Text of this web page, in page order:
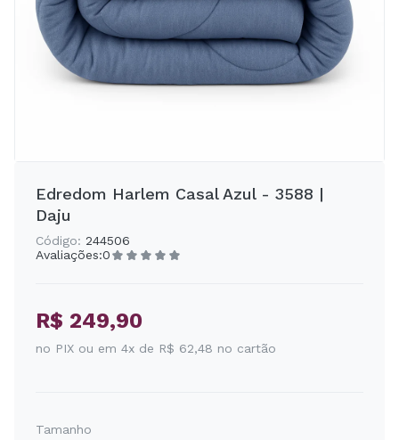
Edredom Harlem Casal Azul - 3588 |
Daju
Código: 244506
Avaliações:0
R$ 249,90
no PIX ou em 4x de R$ 62,48 no cartão
Tamanho